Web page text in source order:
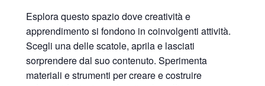
Esplora questo spazio dove creatività e
apprendimento si fondono in coinvolgenti attività.
Scegli una delle scatole, aprila e lasciati
sorprendere dal suo contenuto. Sperimenta
materiali e strumenti per creare e costruire